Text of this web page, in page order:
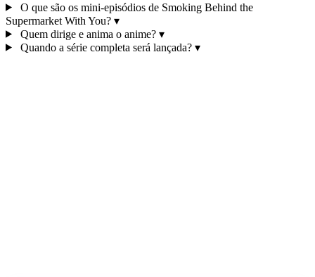
O que são os mini‑episódios de Smoking Behind the
Supermarket With You? ▾
Quem dirige e anima o anime? ▾
Quando a série completa será lançada? ▾